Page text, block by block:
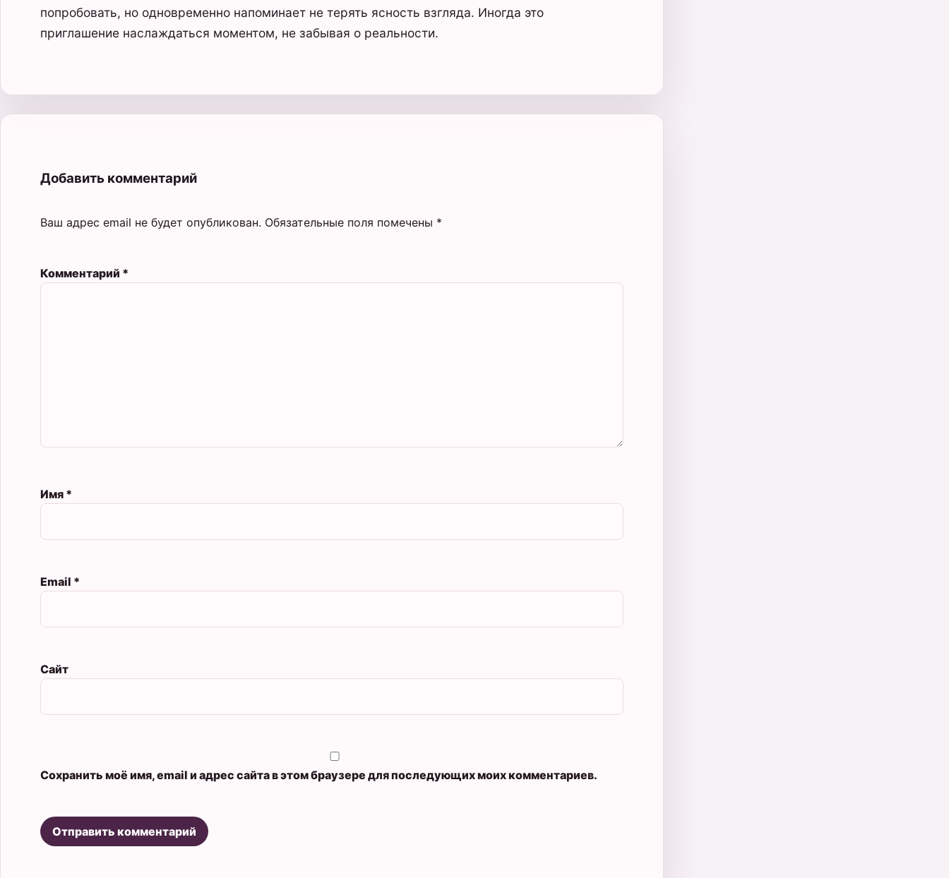
попробовать, но одновременно напоминает не терять ясность взгляда. Иногда это
приглашение наслаждаться моментом, не забывая о реальности.
Добавить комментарий
Ваш адрес email не будет опубликован. Обязательные поля помечены *
Комментарий *
Имя *
Email *
Сайт
Сохранить моё имя, email и адрес сайта в этом браузере для последующих моих комментариев.